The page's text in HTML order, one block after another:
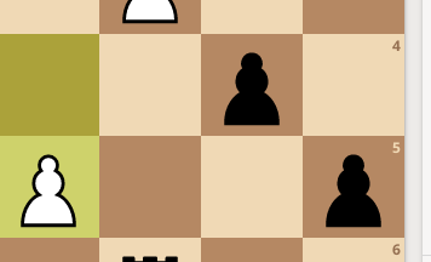
4
5
6